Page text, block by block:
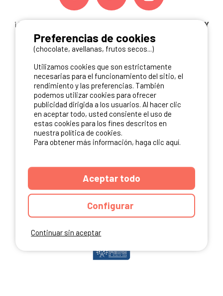
¡ Y NO TE PIERDAS NUESTRAS
OFERTAS, CONCURSOS Y
NOVEDADESINSCRIBIÉNDOTE A NUESTRA
NEWSLETTER!
ME INSCRIBO
NUESTROS PARTNERS
Continuar sin aceptar
Preferencias de cookies
(chocolate, avellanas, frutos secos...)
Utilizamos cookies que son estrictamente
necesarias para el funcionamiento del sitio, el
rendimiento y las preferencias. También
podemos utilizar cookies para ofrecer
publicidad dirigida a los usuarios. Al hacer clic
en aceptar todo, usted consiente el uso de
estas cookies para los fines descritos en
nuestra política de cookies.
Para obtener más información, haga clic aquí.
Aceptar todo
Configurar